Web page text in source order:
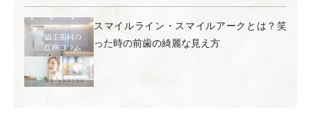
スマイルライン・スマイルアークとは？笑
った時の前歯の綺麗な見え方